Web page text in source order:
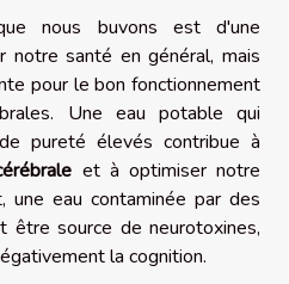
nous buvons est d'une
notre santé en général, mais
pour le bon fonctionnement
Une eau potable qui
pureté élevés contribue à
et à optimiser notre
une eau contaminée par des
être source de neurotoxines,
la cognition.